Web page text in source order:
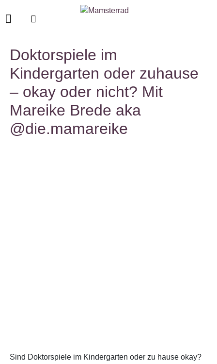
Doktorspiele im
Kindergarten oder zuhause
– okay oder nicht? Mit
Mareike Brede aka
@die.mamareike
Sind Doktorspiele im Kindergarten oder zu hause okay?